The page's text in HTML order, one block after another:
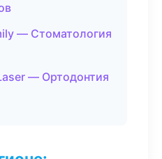
— Стоматология
— Ортодонтия